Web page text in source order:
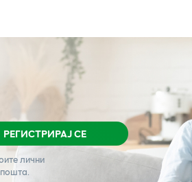
РЕГИСТРИРАЈ СЕ
лични